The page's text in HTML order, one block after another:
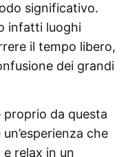
significativo.
infatti luoghi
il tempo libero,
dei grandi
proprio da questa
che
relax in un